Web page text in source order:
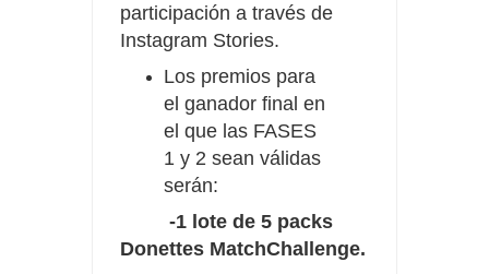
participación a través de
Instagram Stories.
Los premios para
el ganador final en
el que las FASES
1 y 2 sean válidas
serán:
-1 lote de 5 packs
Donettes MatchChallenge.